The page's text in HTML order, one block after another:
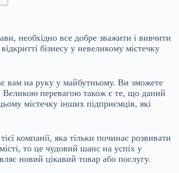
необхідно все добре зважити і вивчити
бізнесу у невеликому містечку
вам на руку у майбутньому. Ви зможете
Великою перевагою також є те, що даний
містечку інших підприємців, які
компанії, яка тільки починає розвивати
то це чудовий шанс на успіх у
новий цікавий товар або послугу.